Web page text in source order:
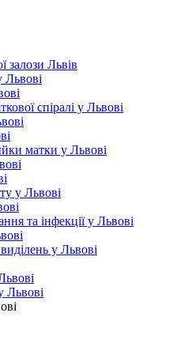
залози Львів
Львові
спіралі у Львові
матки у Львові
у Львові
та інфекції у Львові
у Львові
Львові